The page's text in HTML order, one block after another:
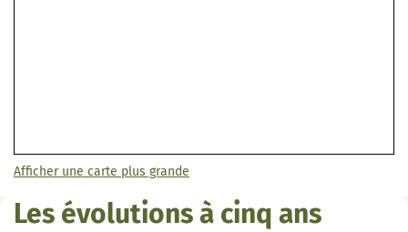
Afficher une carte plus grande
Les évolutions à cinq ans